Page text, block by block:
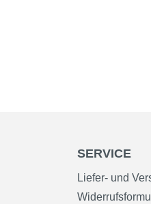
SERVICE
Liefer- und